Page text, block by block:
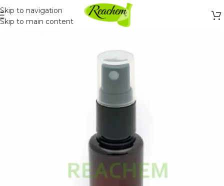
Skip to navigation
Skip to main content